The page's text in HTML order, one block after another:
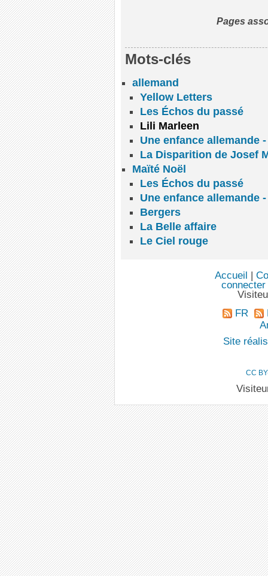
Pages
Mots-clés
allemand
Yellow Letters
Les Échos du passé
Lili Marleen
Une enfance allemande
La Disparition de Josef
Maïté Noël
Les Échos du passé
Une enfance allemande
Bergers
La Belle affaire
Le Ciel rouge
Accueil |
connecter
FR
Site
CC